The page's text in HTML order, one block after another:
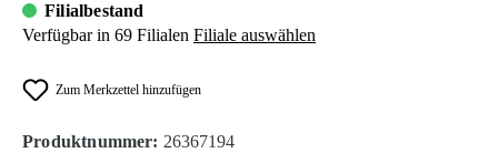
Filialbestand
Verfügbar in 69 Filialen Filiale auswählen
Zum Merkzettel hinzufügen
Produktnummer: 26367194